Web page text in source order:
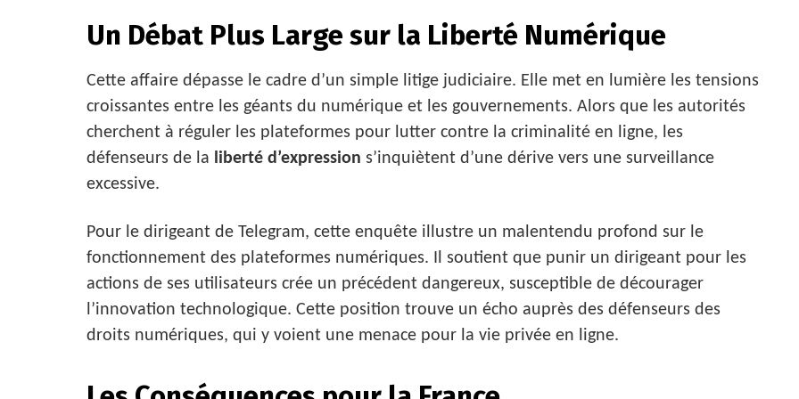
Un Débat Plus Large sur la Liberté Numérique
Cette affaire dépasse le cadre d’un simple litige judiciaire. Elle met en lumière les tensions
croissantes entre les géants du numérique et les gouvernements. Alors que les autorités
cherchent à réguler les plateformes pour lutter contre la criminalité en ligne, les
défenseurs de la liberté d’expression s’inquiètent d’une dérive vers une surveillance
excessive.
Pour le dirigeant de Telegram, cette enquête illustre un malentendu profond sur le
fonctionnement des plateformes numériques. Il soutient que punir un dirigeant pour les
actions de ses utilisateurs crée un précédent dangereux, susceptible de décourager
l’innovation technologique. Cette position trouve un écho auprès des défenseurs des
droits numériques, qui y voient une menace pour la vie privée en ligne.